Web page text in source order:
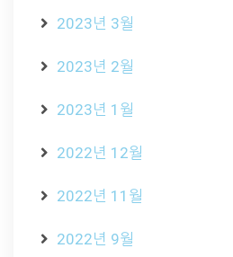
2023년 3월
2023년 2월
2023년 1월
2022년 12월
2022년 11월
2022년 9월